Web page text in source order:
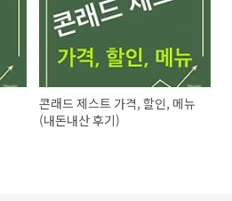
콘래드 제스트 가격, 할인, 메뉴
(내돈내산 후기)